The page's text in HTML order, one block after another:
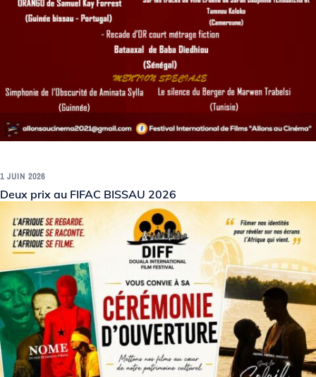
1 JUIN 2026
Deux prix au FIFAC BISSAU 2026